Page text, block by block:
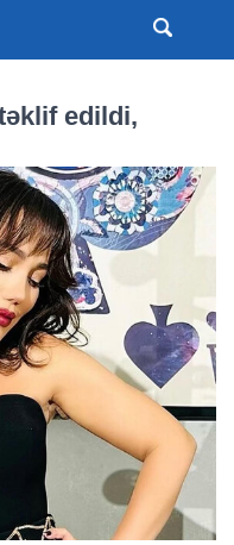
edildi,